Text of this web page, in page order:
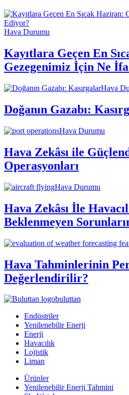
Hava Durumu
Kayıtlara Geçen En
Gezegenimiz İçin Ne
Hava
Doğanın Gazabı:
Hava Durumu
Hava Zekâsı ile
Operasyonları
Hava Durumu
Hava Zekâsı İle
Beklenmeyen
Hava Tahminlerinin
Değerlendirilir?
buluttan
Endüstriler
Yenilenebilir Enerji
Enerji
Havacılık
Lojistik
Liman
Ürünler
Yenilenebilir Enerji Tahmini